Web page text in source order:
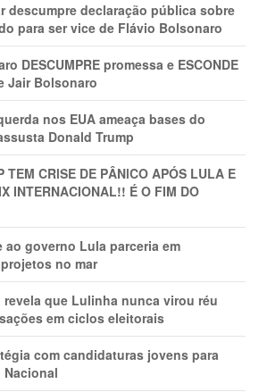
descumpre declaração pública sobre
para ser vice de Flávio Bolsonaro
DESCUMPRE promessa e ESCONDE
Jair Bolsonaro
nos EUA ameaça bases do
Donald Trump
TEM CRlSE DE PÂNlCO APÓS LULA E
INTERNACIONAL!! É O FIM DO
ao governo Lula parceria em
no mar
revela que Lulinha nunca virou réu
em ciclos eleitorais
com candidaturas jovens para
Nacional